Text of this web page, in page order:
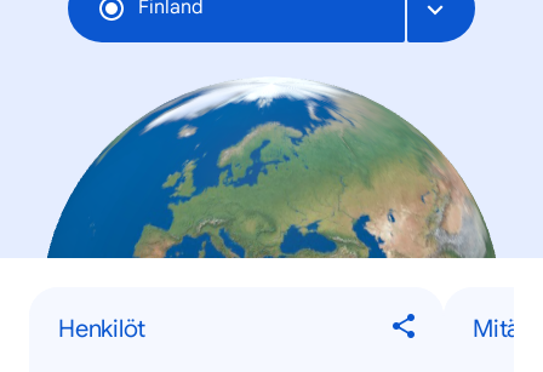
Finland
Henkilöt